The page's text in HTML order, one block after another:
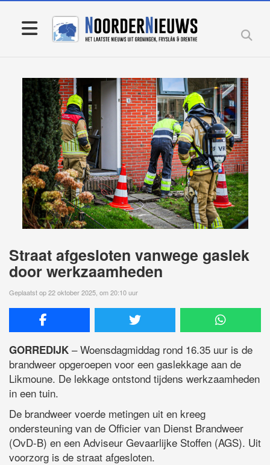
Straat afgesloten vanwege gaslek
door werkzaamheden
Geplaatst op 22 oktober 2025, om 20:10 uur
GORREDIJK – Woensdagmiddag rond 16.35 uur is de
brandweer opgeroepen voor een gaslekkage aan de
Likmoune. De lekkage ontstond tijdens werkzaamheden
in een tuin.
De brandweer voerde metingen uit en kreeg
ondersteuning van de Officier van Dienst Brandweer
(OvD-B) en een Adviseur Gevaarlijke Stoffen (AGS). Uit
voorzorg is de straat afgesloten.